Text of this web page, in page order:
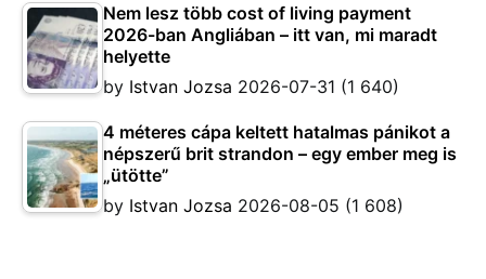
Nem lesz több cost of living payment
2026-ban Angliában – itt van, mi maradt
helyette
by Istvan Jozsa 2026-07-31 (1 640)
4 méteres cápa keltett hatalmas pánikot a
népszerű brit strandon – egy ember meg is
„ütötte”
by Istvan Jozsa 2026-08-05 (1 608)